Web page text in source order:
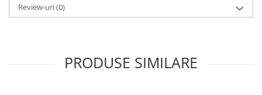
Review-uri(0)
PRODUSE SIMILARE